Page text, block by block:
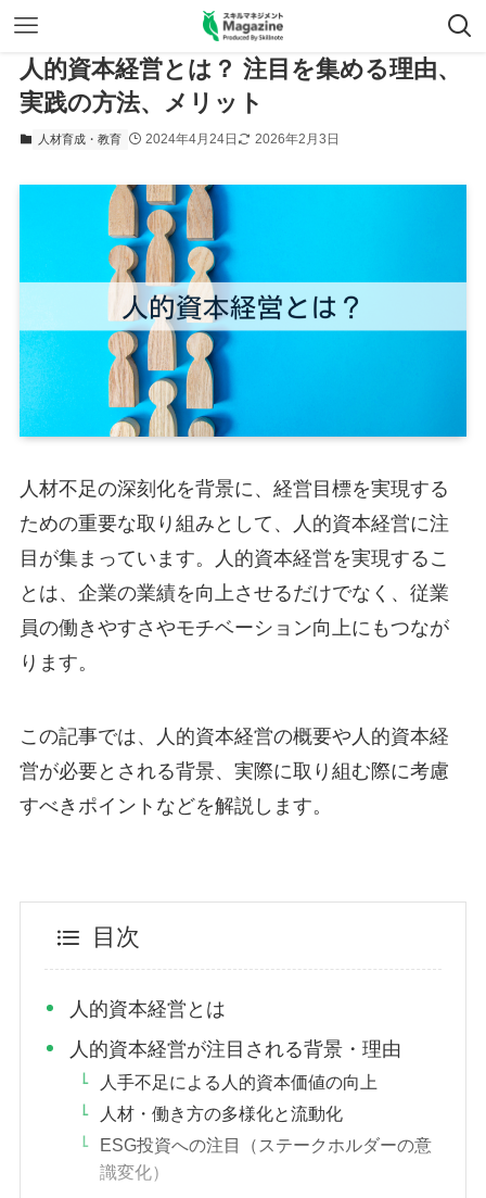
人的資本経営とは？ 注目を集める理由、
実践の方法、メリット
人材育成・教育 2024年4月24日 2026年2月3日
人材不足の深刻化を背景に、経営目標を実現する
ための重要な取り組みとして、人的資本経営に注
目が集まっています。人的資本経営を実現するこ
とは、企業の業績を向上させるだけでなく、従業
員の働きやすさやモチベーション向上にもつなが
ります。
この記事では、人的資本経営の概要や人的資本経
営が必要とされる背景、実際に取り組む際に考慮
すべきポイントなどを解説します。
目次
人的資本経営とは
人的資本経営が注目される背景・理由
人手不足による人的資本価値の向上
人材・働き方の多様化と流動化
ESG投資への注目（ステークホルダーの意
識変化）